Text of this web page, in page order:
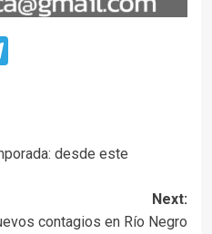
Telegram
desde este
Next:
contagios en Río Negro